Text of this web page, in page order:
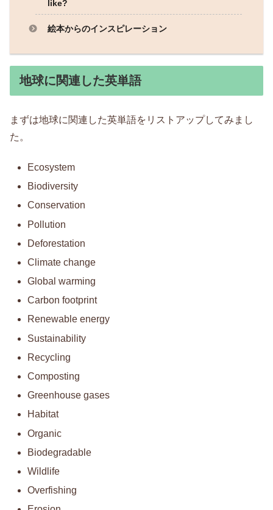
like?
絵本からのインスピレーション
地球に関連した英単語
まずは地球に関連した英単語をリストアップしてみまし
た。
Ecosystem
Biodiversity
Conservation
Pollution
Deforestation
Climate change
Global warming
Carbon footprint
Renewable energy
Sustainability
Recycling
Composting
Greenhouse gases
Habitat
Organic
Biodegradable
Wildlife
Overfishing